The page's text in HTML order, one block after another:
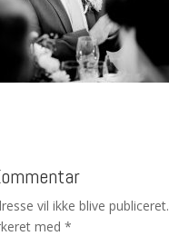
vil ikke blive publiceret.
med *